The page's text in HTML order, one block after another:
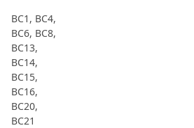
BC1, BC4,
BC6, BC8,
BC13,
BC14,
BC15,
BC16,
BC20,
BC21